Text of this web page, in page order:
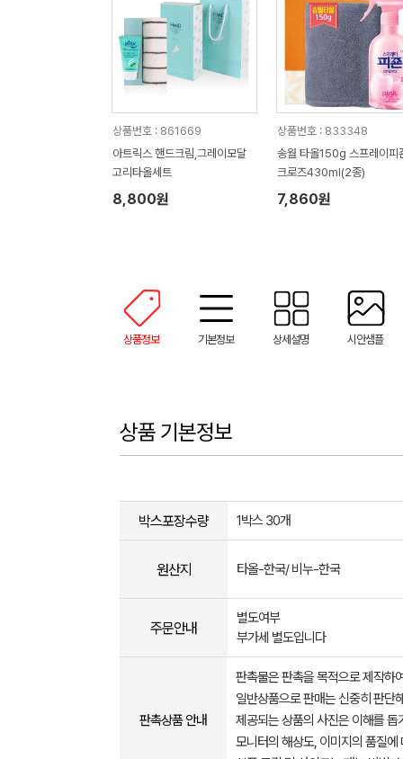
상품번호 : 861669
아트릭스 핸드크림,그레이모달
고리타올세트
8,800원
상품번호 : 833348
송월 타올150g 스프레이피
크로즈430ml(2종)
7,860원
상품정보 기본정보 상세설명 시안샘플
상품 기본정보
박스포장수량 1박스 30개
원산지 타올-한국/ 비누-한국
주문안내
별도여부
부가세 별도입니다
판촉상품 안내
판촉물은 판촉을 목적으로 제작하
일반상품으로 판매는 신중히 판단
제공되는 상품의 사진은 이해를
모니터의 해상도, 이미지의 품질